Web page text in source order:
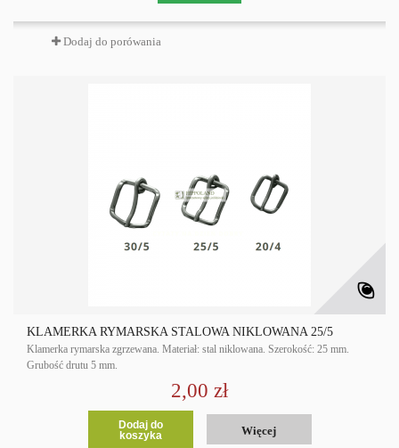
Dodaj do porówania
KLAMERKA RYMARSKA STALOWA NIKLOWANA 25/5
Klamerka rymarska zgrzewana. Materiał: stal niklowana. Szerokość: 25 mm.
Grubość drutu 5 mm.
2,00 zł
Dodaj do
koszyka
Więcej